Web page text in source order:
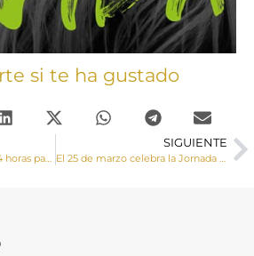
si te ha gustado
SIGUIENTE